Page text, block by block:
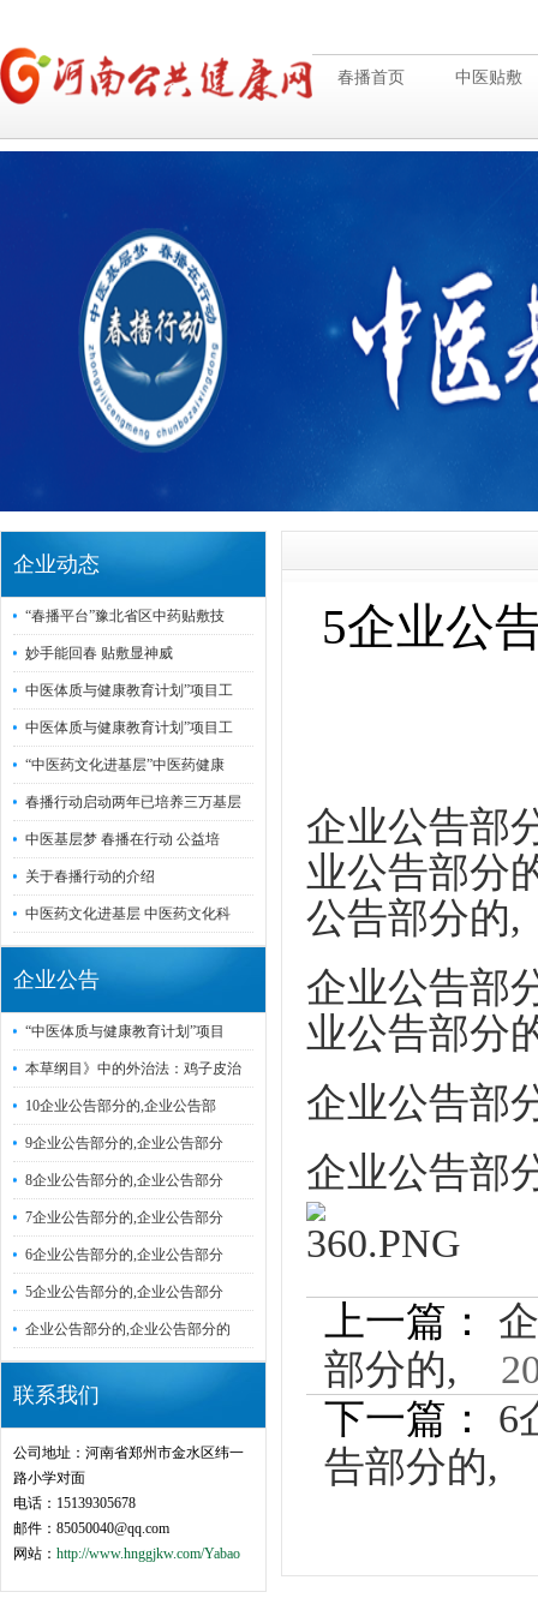
春播首页 中医贴敷
企业动态
“春播平台”豫北省区中药贴敷技
妙手能回春 贴敷显神威
中医体质与健康教育计划”项目工
中医体质与健康教育计划”项目工
“中医药文化进基层”中医药健康
春播行动启动两年已培养三万基层
中医基层梦 春播在行动 公益培
关于春播行动的介绍
中医药文化进基层 中医药文化科
企业公告
“中医体质与健康教育计划”项目
本草纲目》中的外治法：鸡子皮治
10企业公告部分的,企业公告部
9企业公告部分的,企业公告部分
8企业公告部分的,企业公告部分
7企业公告部分的,企业公告部分
6企业公告部分的,企业公告部分
5企业公告部分的,企业公告部分
企业公告部分的,企业公告部分的
联系我们
公司地址：河南省郑州市金水区纬一
路小学对面
电话：15139305678
邮件：85050040@qq.com
网站： http://www.hnggjkw.com/Yabao
5企业公
企业公告部
业公告部分
公告部分的,
企业公告部
业公告部分
企业公告部
企业公告部
上一篇：
部分的,
下一篇： 6
告部分的,